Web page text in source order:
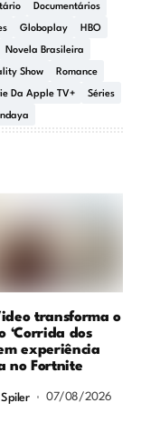
Documentários
Globoplay HBO
Novela Brasileira
Show Romance
Da Apple TV+ Séries
transforma o
‘Corrida dos
em experiência
no Fortnite
07/08/2026